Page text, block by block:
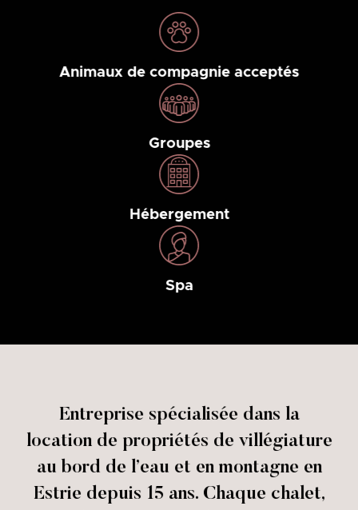
Animaux de compagnie acceptés
Groupes
Hébergement
Spa
Entreprise spécialisée dans la
location de propriétés de villégiature
au bord de l’eau et en montagne en
Estrie depuis 15 ans. Chaque chalet,